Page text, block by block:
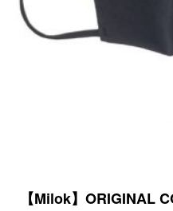
【Milok】ORIGINAL